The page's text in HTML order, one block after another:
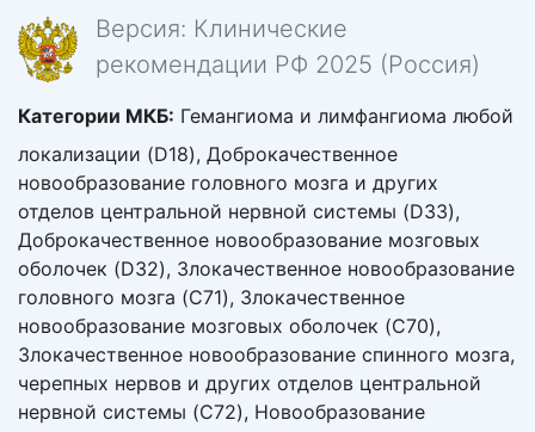
Версия: Клинические
рекомендации РФ 2025 (Россия)
Категории МКБ: Гемангиома и лимфангиома любой
локализации (D18), Доброкачественное
новообразование головного мозга и других
отделов центральной нервной системы (D33),
Доброкачественное новообразование мозговых
оболочек (D32), Злокачественное новообразование
головного мозга (C71), Злокачественное
новообразование мозговых оболочек (C70),
Злокачественное новообразование спинного мозга,
черепных нервов и других отделов центральной
нервной системы (C72), Новообразование